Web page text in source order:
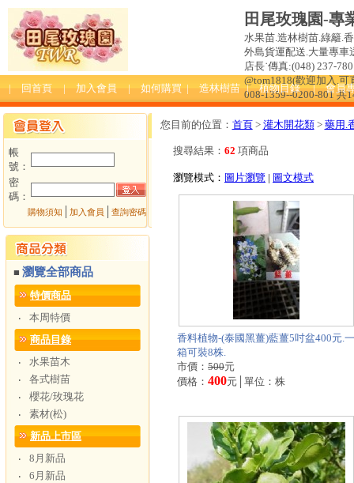
田尾玫瑰園-專
水果苗.造林樹苗.綠籬.
外島貨運配送.大量專車
店長˙傳真:(048) 237-
@tom1818(歡迎加入.
008-1359--0200-801 共
| 回首頁 | 加入會員 | 如何購買 | 造林樹苗 | 植物目錄 | 會員
帳
號：
密
碼：
購物須知 加入會員 查詢密碼
■ 瀏覽全部商品
特價商品
‧
本周特價
商品目錄
‧
水果苗木
‧
各式樹苗
‧
櫻花/玫瑰花
‧
素材(松)
新品上市區
‧
8月新品
‧
6月新品
您目前的位置： 首頁> 灌木開花類> 藥用.
搜尋結果： 62 項商品
瀏覽模式： 圖片瀏覽 | 圖文模式
香料植物-(泰國黑薑)藍薑5吋盆400元.一
箱可裝8株.
市價： 500元
價格： 400元│單位：株